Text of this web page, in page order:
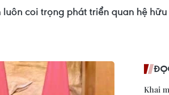
coi trọng phát triển quan hệ
Khai